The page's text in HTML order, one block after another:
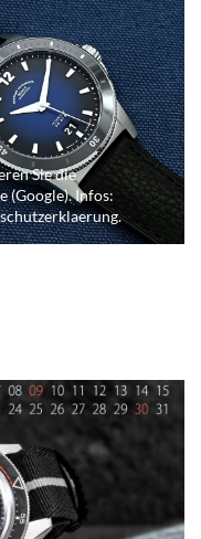
Sie die
(Google). Infos: